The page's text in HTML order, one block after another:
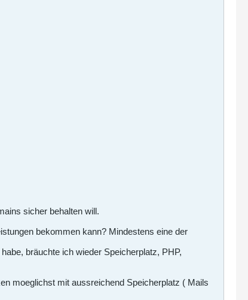
sicher behalten will.
bekommen kann? Mindestens eine der
bräuchte ich wieder Speicherplatz, PHP,
moeglichst mit aussreichend Speicherplatz ( Mails